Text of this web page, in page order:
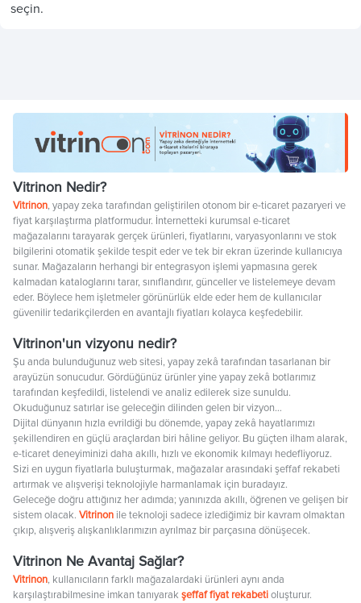
seçin.
Vitrinon Nedir?
Vitrinon, yapay zeka tarafından geliştirilen otonom bir e-ticaret pazaryeri ve
fiyat karşılaştırma platformudur. İnternetteki kurumsal e-ticaret
mağazalarını tarayarak gerçek ürünleri, fiyatlarını, varyasyonlarını ve stok
bilgilerini otomatik şekilde tespit eder ve tek bir ekran üzerinde kullanıcıya
sunar. Mağazaların herhangi bir entegrasyon işlemi yapmasına gerek
kalmadan kataloglarını tarar, sınıflandırır, günceller ve listelemeye devam
eder. Böylece hem işletmeler görünürlük elde eder hem de kullanıcılar
güvenilir tedarikçilerden en avantajlı fiyatları kolayca keşfedebilir.
Vitrinon'un vizyonu nedir?
Şu anda bulunduğunuz web sitesi, yapay zekâ tarafından tasarlanan bir
arayüzün sonucudur. Gördüğünüz ürünler yine yapay zekâ botlarımız
tarafından keşfedildi, listelendi ve analiz edilerek size sunuldu.
Okuduğunuz satırlar ise geleceğin dilinden gelen bir vizyon…
Dijital dünyanın hızla evrildiği bu dönemde, yapay zekâ hayatlarımızı
şekillendiren en güçlü araçlardan biri hâline geliyor. Bu güçten ilham alarak,
e-ticaret deneyiminizi daha akıllı, hızlı ve ekonomik kılmayı hedefliyoruz.
Sizi en uygun fiyatlarla buluşturmak, mağazalar arasındaki şeffaf rekabeti
artırmak ve alışverişi teknolojiyle harmanlamak için buradayız.
Geleceğe doğru attığınız her adımda; yanınızda akıllı, öğrenen ve gelişen bir
sistem olacak. Vitrinon ile teknoloji sadece izlediğimiz bir kavram olmaktan
çıkıp, alışveriş alışkanlıklarımızın ayrılmaz bir parçasına dönüşecek.
Vitrinon Ne Avantaj Sağlar?
Vitrinon, kullanıcıların farklı mağazalardaki ürünleri aynı anda
karşılaştırabilmesine imkan tanıyarak şeffaf fiyat rekabetioluşturur.